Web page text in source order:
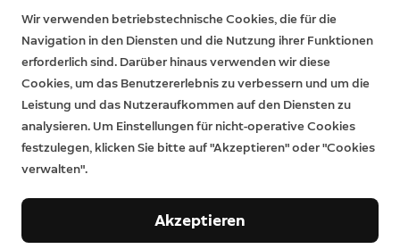
©2026 Ring LLC oder seine verbundenen Unternehmen
Wir verwenden betriebstechnische Cookies, die für die
Navigation in den Diensten und die Nutzung ihrer Funktionen
erforderlich sind. Darüber hinaus verwenden wir diese
Cookies, um das Benutzererlebnis zu verbessern und um die
Leistung und das Nutzeraufkommen auf den Diensten zu
analysieren. Um Einstellungen für nicht-operative Cookies
festzulegen, klicken Sie bitte auf "Akzeptieren" oder "Cookies
verwalten".
Akzeptieren